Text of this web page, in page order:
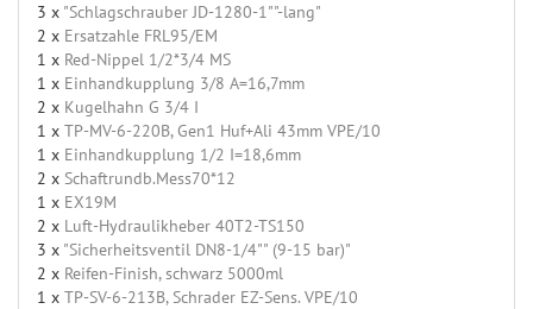
3 x "Schlagschrauber JD-1280-1""-lang"
2 x Ersatzahle FRL95/EM
1 x Red-Nippel 1/2*3/4 MS
1 x Einhandkupplung 3/8 A=16,7mm
2 x Kugelhahn G 3/4 I
1 x TP-MV-6-220B, Gen1 Huf+Ali 43mm VPE/10
1 x Einhandkupplung 1/2 I=18,6mm
2 x Schaftrundb.Mess70*12
1 x EX19M
2 x Luft-Hydraulikheber 40T2-TS150
3 x "Sicherheitsventil DN8-1/4"" (9-15 bar)"
2 x Reifen-Finish, schwarz 5000ml
1 x TP-SV-6-213B, Schrader EZ-Sens. VPE/10